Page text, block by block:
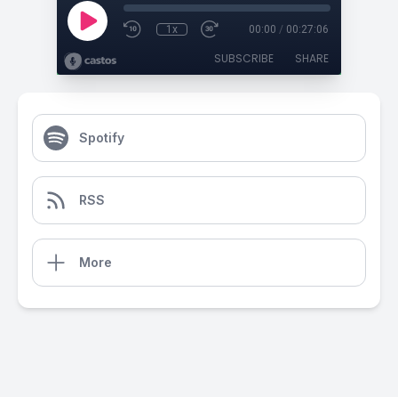
1x 00:00 / 00:27:06
SUBSCRIBE SHARE
Spotify
RSS
More